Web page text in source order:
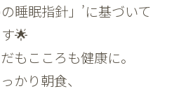
睡眠指針」’に基づいて
🌟
もこころも健康に。
かり朝食、